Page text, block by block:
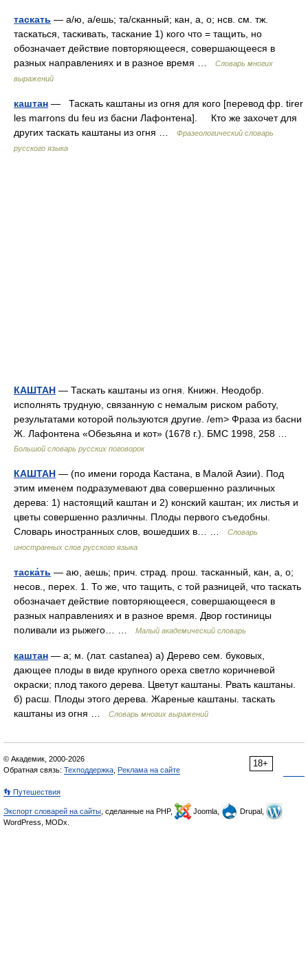
таскать — а/ю, а/ешь; та/сканный; кан, а, о; нсв. см. тж.
таскаться, таскивать, таскание 1) кого что = тащить, но
обозначает действие повторяющееся, совершающееся в
разных направлениях и в разное время …
Словарь многих
выражений
каштан — Таскать каштаны из огня для кого [перевод фр. tirer
les marrons du feu из басни Лафонтена]. Кто же захочет для
других таскать каштаны из огня …
Фразеологический словарь
русского языка
КАШТАН — Таскать каштаны из огня. Книжн. Неодобр.
исполнять трудную, связанную с немалым риском работу,
результатами которой пользуются другие. /em> Фраза из басни
Ж. Лафонтена «Обезьяна и кот» (1678 г.). БМС 1998, 258 …
Большой словарь русских поговорок
КАШТАН — (по имени города Кастана, в Малой Азии). Под
этим именем подразумевают два совершенно различных
дерева: 1) настоящий каштан и 2) конский каштан; их листья и
цветы совершенно различны. Плоды первого съедобны.
Словарь иностранных слов, вошедших в… …
Словарь
иностранных слов русского языка
таска́ть — аю, аешь; прич. страд. прош. тасканный, кан, а, о;
несов., перех. 1. То же, что тащить, с той разницей, что таскать
обозначает действие повторяющееся, совершающееся в
разных направлениях и в разное время. Двор гостиницы
поливали из рыжего… …
Малый академический словарь
каштан — а; м. (лат. castanea) а) Дерево сем. буковых,
дающее плоды в виде крупного ореха светло коричневой
окраски; плод такого дерева. Цветут каштаны. Рвать каштаны.
б) расш. Плоды этого дерева. Жареные каштаны. таскать
каштаны из огня …
Словарь многих выражений
18+
© Академик, 2000-2026
Обратная связь: Техподдержка Реклама на сайте
👣 Путешествия
Экспорт словарей на сайты , сделанные на PHP, Joomla,
Drupal,
WordPress, MODx.